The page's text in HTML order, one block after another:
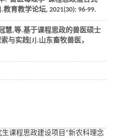
教育教学论坛, 2021(30): 96-99.
慧,等.基于课程思政的兽医硕士
与实践[J]. 山东畜牧兽医，
课程思政建设项目“新农科理念